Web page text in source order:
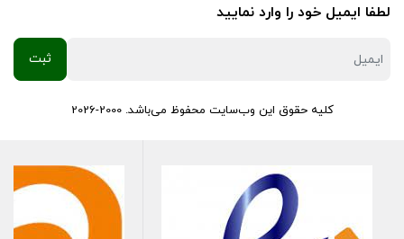
لطفا ایمیل خود را وارد نمایید
کلیه حقوق این وب‌سایت محفوظ می‌باشد. 2000-2026